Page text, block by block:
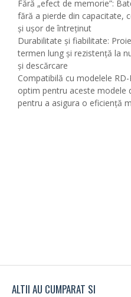
Fără „efect de memorie”:
fără a pierde din capacitate,
și ușor de întreținut
Durabilitate și fiabilitate:
termen lung și rezistență la
și descărcare
Compatibilă cu modelele
optim pentru aceste modele
pentru a asigura o eficiență
ALTII AU CUMPARAT SI